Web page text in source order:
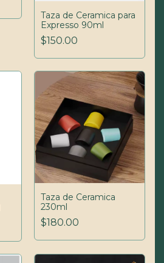
Taza de Ceramica para
Expresso 90ml
$150.00
Taza de Ceramica
230ml
$180.00